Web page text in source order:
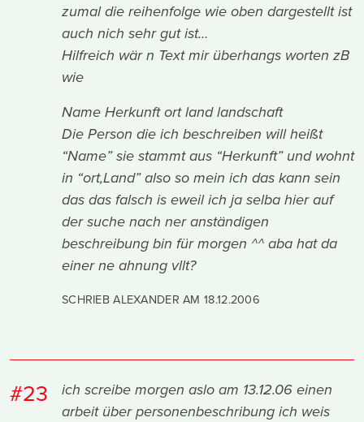
zumal die reihenfolge wie oben dargestellt ist
auch nich sehr gut ist…
Hilfreich wär n Text mir überhangs worten zB
wie
Name Herkunft ort land landschaft
Die Person die ich beschreiben will heißt
“Name” sie stammt aus “Herkunft” und wohnt
in “ort,Land” also so mein ich das kann sein
das das falsch is eweil ich ja selba hier auf
der suche nach ner anständigen
beschreibung bin für morgen ^^ aba hat da
einer ne ahnung vllt?
SCHRIEB ALEXANDER AM18.12.2006
#23
ich screibe morgen aslo am 13.12.06 einen
arbeit über personenbeschribung ich weis